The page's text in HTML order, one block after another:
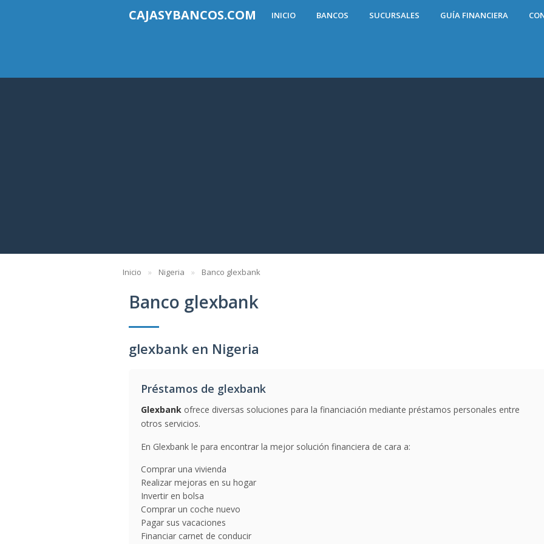
CAJASYBANCOS.COM INICIO BANCOS SUCURSALES GUÍA FINANCIERA
Inicio Nigeria Banco glexbank
Banco glexbank
glexbank en Nigeria
Préstamos de glexbank
Glexbank ofrece diversas soluciones para la financiación mediante préstamos personales entre
otros servicios.
En Glexbank le para encontrar la mejor solución financiera de cara a:
Comprar una vivienda
Realizar mejoras en su hogar
Invertir en bolsa
Comprar un coche nuevo
Pagar sus vacaciones
Financiar carnet de conducir